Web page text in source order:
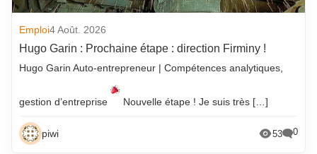
Emploi4 Août. 2026
Hugo Garin : Prochaine étape : direction Firminy !
Hugo Garin Auto-entrepreneur | Compétences analytiques,
gestion d’entreprise Nouvelle étape ! Je suis très […]
piwi 53 0